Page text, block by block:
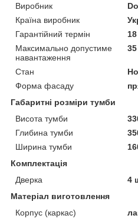
Виробник
Країна виробник
Гарантійний термін
Максимально допустиме
навантаження
35
Стан
Форма фасаду
Габаритні розміри тумби
Висота тумби
Глибина тумби
Ширина тумби
Комплектація
Дверка
4
Матеріал виготовлення
Корпус (каркас)